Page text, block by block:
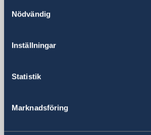
Nödvändig
Inställningar
Statistik
Marknadsföring
Sveriges ambassad i Bryssel
1000 Bryssel
+32 22895800
ambassaden.bryssel@gov.se
Svenska konsulat